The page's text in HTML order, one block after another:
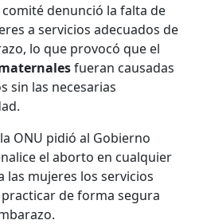
denunció la falta de
a servicios adecuados de
lo que provocó que el
fueran causadas
sin las necesarias
ONU pidió al Gobierno
el aborto en cualquier
las mujeres los servicios
de forma segura